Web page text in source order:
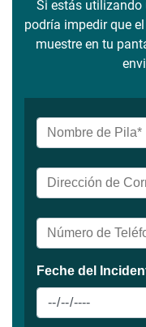
Si estás utilizando
podría impedir que
muestre en tu